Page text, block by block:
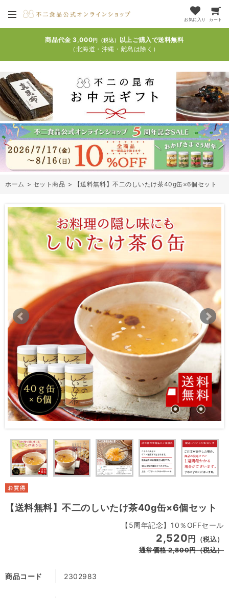
お気に入り カート
商品代金 3,000円（税込）
以上ご購入で送料無料
（北海道・沖縄・離島は除く）
ホーム > セット商品 > 【送料無料】不二のしいたけ茶40g缶×6個セット
【送料無料】不二のしいたけ茶40g缶×6個セット
【5周年記念】10％OFFセール
2,520円
（税込）
通常価格2,800円（税込）
商品コード 2302983